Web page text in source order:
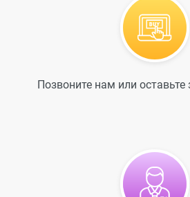
Позвоните нам или оставьте